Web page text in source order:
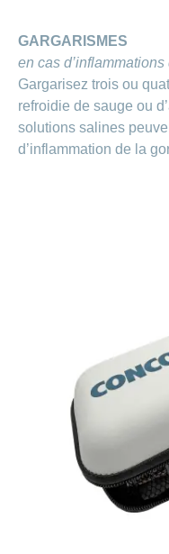
GARGARISMES
en cas
Gargarisez trois ou
refroidie de sauge ou
solutions salines
d’inflammation de la